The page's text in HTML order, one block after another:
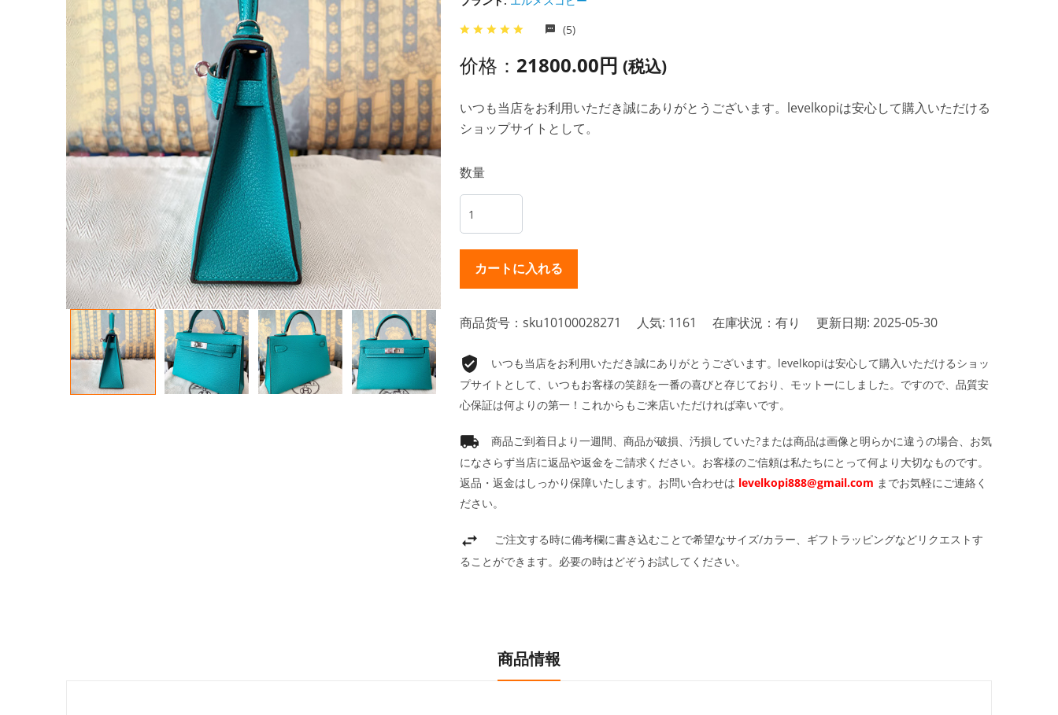
(5)
价格： 21800.00円 (税込)
いつも当店をお利用いただき誠にありがとうございます。levelkopiは安心して購入いただける
ショップサイトとして。
数量
商品货号：sku10100028271 人気: 1161 在庫状況：有り 更新日期: 2025-05-30
いつも当店をお利用いただき誠にありがとうございます。levelkopiは安心して購入いただけるショッ
プサイトとして、いつもお客様の笑顔を一番の喜びと存じており、モットーにしました。ですので、品質安
心保証は何よりの第一！これからもご来店いただければ幸いです。
商品ご到着日より一週間、商品が破損、汚損していた?または商品は画像と明らかに違うの場合、お気
になさらず当店に返品や返金をご請求ください。お客様のご信頼は私たちにとって何より大切なものです。
返品・返金はしっかり保障いたします。お問い合わせは levelkopi888@gmail.com までお気軽にご連絡く
ださい。
ご注文する時に備考欄に書き込むことで希望なサイズ/カラー、ギフトラッピングなどリクエストす
ることができます。必要の時はどぞうお試してください。
商品情報